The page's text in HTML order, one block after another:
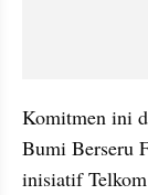
Komitmen ini
Bumi Berseru